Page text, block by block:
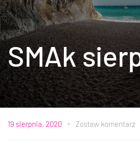
SMAk
19 sierpnia, 2020 Zostaw komentarz